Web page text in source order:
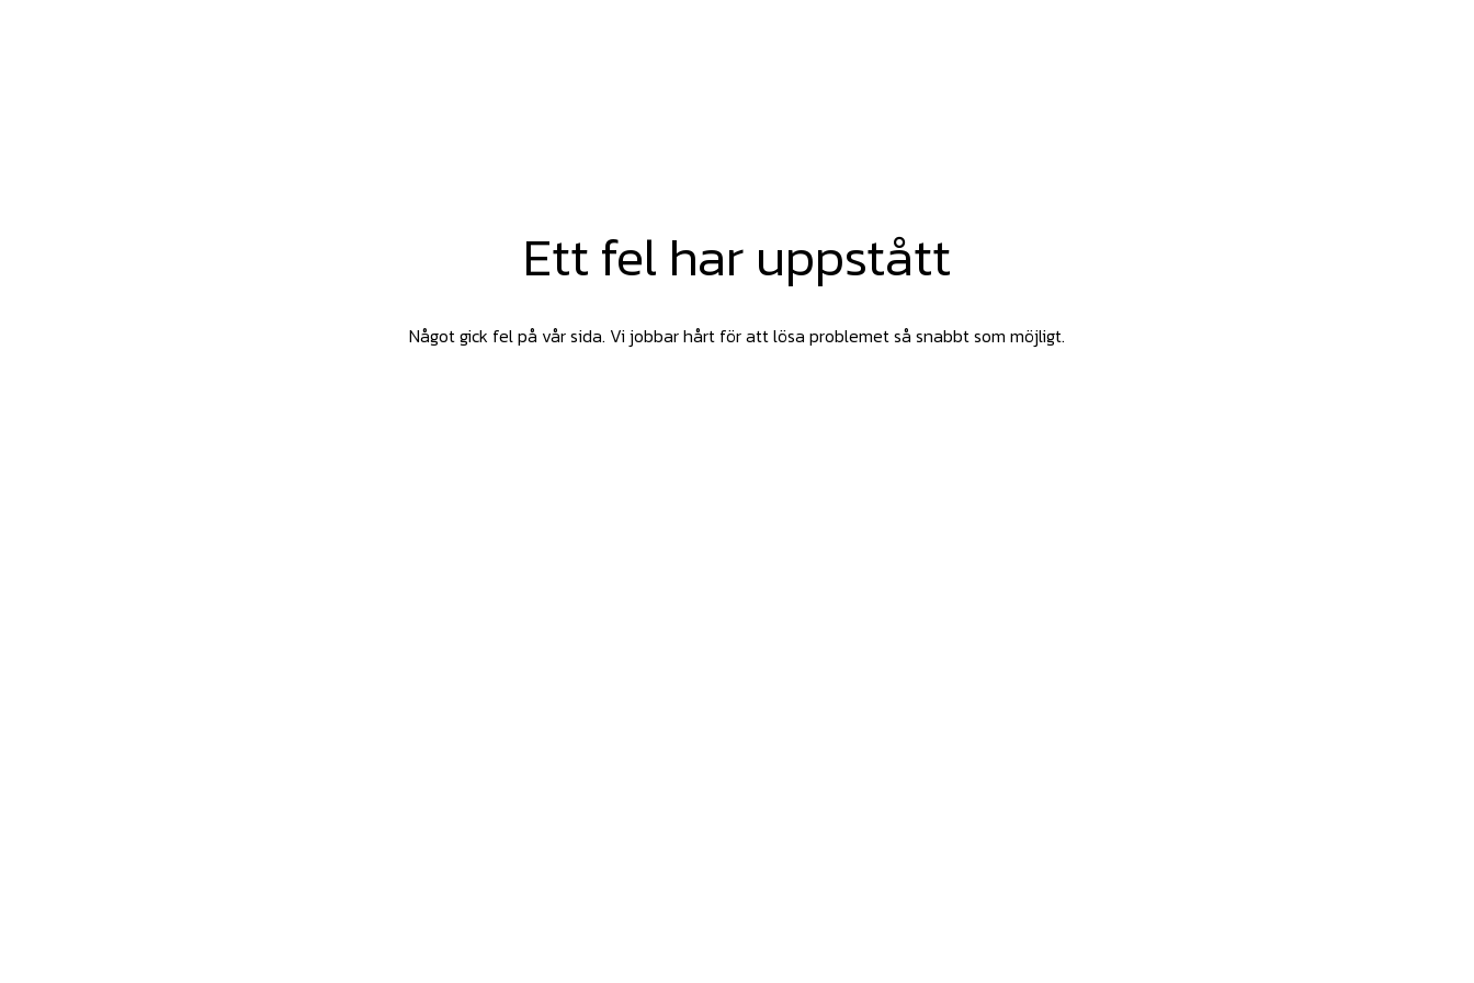
Ett fel har uppstått
Något gick fel på vår sida. Vi jobbar hårt för att lösa problemet så snabbt som möjligt.